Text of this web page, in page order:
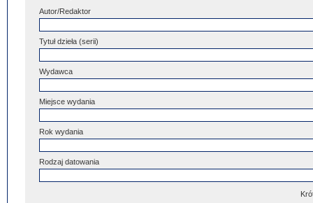
Autor/Redaktor
Tytuł dzieła (serii)
Wydawca
Miejsce wydania
Rok wydania
Rodzaj datowania